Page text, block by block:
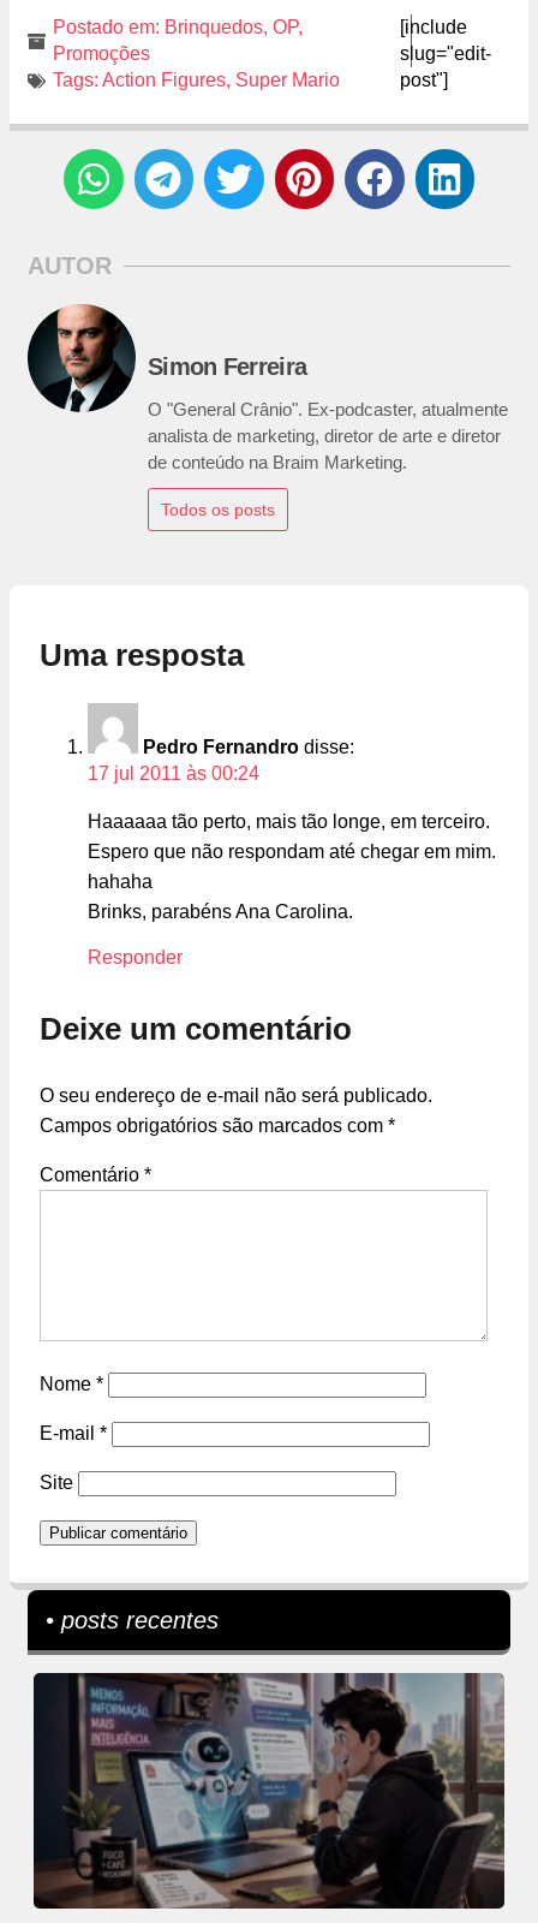
Postado em: Brinquedos, OP,
Promoções
Tags: Action Figures, Super Mario
[include
slug="edit-
post"]
AUTOR
Simon Ferreira
O "General Crânio". Ex-podcaster, atualmente
analista de marketing, diretor de arte e diretor
de conteúdo na Braim Marketing.
Todos os posts
Uma resposta
Pedro Fernandro disse:
17 jul 2011 às 00:24
Haaaaaa tão perto, mais tão longe, em terceiro.
Espero que não respondam até chegar em mim.
hahaha
Brinks, parabéns Ana Carolina.
Responder
Deixe um comentário
O seu endereço de e-mail não será publicado.
Campos obrigatórios são marcados com *
Comentário *
Nome *
E-mail *
Site
• posts recentes